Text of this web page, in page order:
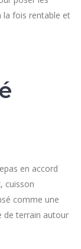
la fois rentable et
en accord
cuisson
comme une
de terrain autour